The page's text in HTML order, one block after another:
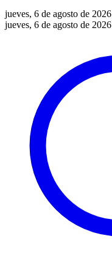
jueves, 6 de agosto de 2026
jueves, 6 de agosto de 2026